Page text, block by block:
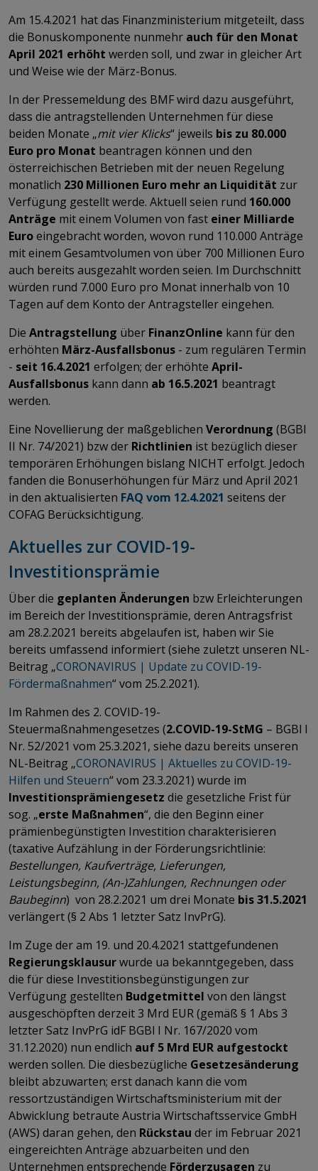
Am 15.4.2021 hat das Finanzministerium mitgeteilt, dass
die Bonuskomponente nunmehr auch für den Monat
April 2021 erhöht werden soll, und zwar in gleicher Art
und Weise wie der März-Bonus.
In der Pressemeldung des BMF wird dazu ausgeführt,
dass die antragstellenden Unternehmen für diese
beiden Monate „mit vier Klicks“ jeweils bis zu 80.000
Euro pro Monat beantragen können und den
österreichischen Betrieben mit der neuen Regelung
monatlich 230 Millionen Euro mehr an Liquidität zur
Verfügung gestellt werde. Aktuell seien rund 160.000
Anträge mit einem Volumen von fast einer Milliarde
Euroeingebracht worden, wovon rund 110.000 Anträge
mit einem Gesamtvolumen von über 700 Millionen Euro
auch bereits ausgezahlt worden seien. Im Durchschnitt
würden rund 7.000 Euro pro Monat innerhalb von 10
Tagen auf dem Konto der Antragsteller eingehen.
Die Antragstellung über FinanzOnline kann für den
erhöhten März-Ausfallsbonus - zum regulären Termin
- seit 16.4.2021 erfolgen; der erhöhte April-
Ausfallsbonus kann dann ab 16.5.2021 beantragt
werden.
Eine Novellierung der maßgeblichen Verordnung (BGBl
II Nr. 74/2021) bzw der Richtlinien ist bezüglich dieser
temporären Erhöhungen bislang NICHT erfolgt. Jedoch
fanden die Bonuserhöhungen für März und April 2021
in den aktualisierten FAQ vom 12.4.2021 seitens der
COFAG Berücksichtigung.
Aktuelles zur COVID-19-
Investitionsprämie
Über die geplanten Änderungen bzw Erleichterungen
im Bereich der Investitionsprämie, deren Antragsfrist
am 28.2.2021 bereits abgelaufen ist, haben wir Sie
bereits umfassend informiert (siehe zuletzt unseren NL-
Beitrag „CORONAVIRUS | Update zu COVID-19-
Fördermaßnahmen“ vom 25.2.2021).
Im Rahmen des 2. COVID-19-
Steuermaßnahmengesetzes (2.COVID-19-StMG – BGBl I
Nr. 52/2021 vom 25.3.2021, siehe dazu bereits unseren
NL-Beitrag „CORONAVIRUS | Aktuelles zu COVID-19-
Hilfen und Steuern“ vom 23.3.2021) wurde im
Investitionsprämiengesetz die gesetzliche Frist für
sog. „erste Maßnahmen“, die den Beginn einer
prämienbegünstigten Investition charakterisieren
(taxative Aufzählung in der Förderungsrichtlinie:
Bestellungen, Kaufverträge, Lieferungen,
Leistungsbeginn, (An-)Zahlungen, Rechnungen oder
Baubeginn) von 28.2.2021 um drei Monate bis 31.5.2021
verlängert (§ 2 Abs 1 letzter Satz InvPrG).
Im Zuge der am 19. und 20.4.2021 stattgefundenen
Regierungsklausurwurde ua bekanntgegeben, dass
die für diese Investitionsbegünstigungen zur
Verfügung gestellten Budgetmittel von den längst
ausgeschöpften derzeit 3 Mrd EUR (gemäß § 1 Abs 3
letzter Satz InvPrG idF BGBl I Nr. 167/2020 vom
31.12.2020) nun endlich auf 5 Mrd EUR aufgestockt
werden sollen. Die diesbezügliche Gesetzesänderung
bleibt abzuwarten; erst danach kann die vom
ressortzuständigen Wirtschaftsministerium mit der
Abwicklung betraute Austria Wirtschaftsservice GmbH
(AWS) daran gehen, den Rückstau der im Februar 2021
eingereichten Anträge abzuarbeiten und den
Unternehmen entsprechende Förderzusagen zu